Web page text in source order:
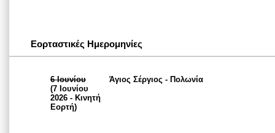
Εορταστικές Ημερομηνίες
6 Ιουνίου
(7 Ιουνίου
2026 - Κινητή
Εορτή)
Άγιος Σέργιος - Πολωνία